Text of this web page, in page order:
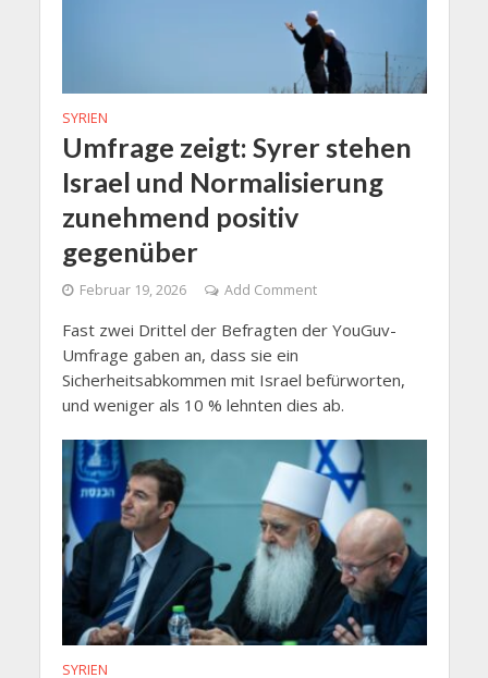
SYRIEN
Umfrage zeigt: Syrer stehen
Israel und Normalisierung
zunehmend positiv
gegenüber
Februar 19, 2026 Add Comment
Fast zwei Drittel der Befragten der YouGuv-
Umfrage gaben an, dass sie ein
Sicherheitsabkommen mit Israel befürworten,
und weniger als 10 % lehnten dies ab.
SYRIEN